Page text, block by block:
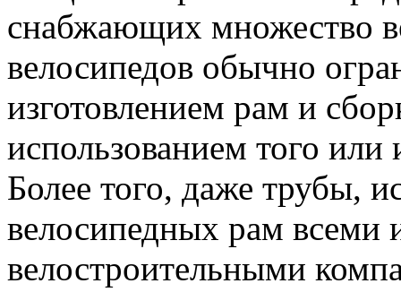
снабжающих множество
велосипедов обычно
изготовлением рам и
использованием того или
Более того, даже трубы,
велосипедных рам всеми
велостроительными